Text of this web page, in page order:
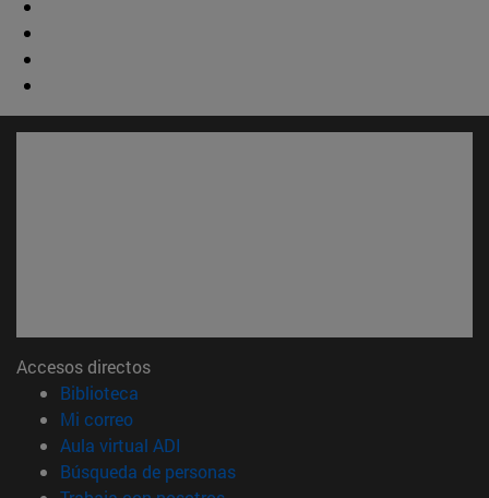
Accesos directos
Biblioteca
Mi correo(abre en nueva ventana)
Aula virtual ADI
Búsqueda de personas(abre en nueva ventana)